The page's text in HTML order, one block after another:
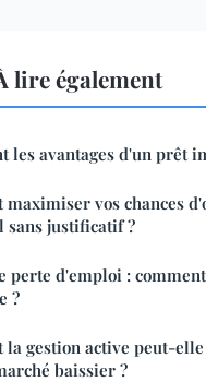
lire également
les avantages d'un prêt
maximiser vos chances
sans justificatif ?
perte d'emploi :
?
la gestion active peut-
baissier ?